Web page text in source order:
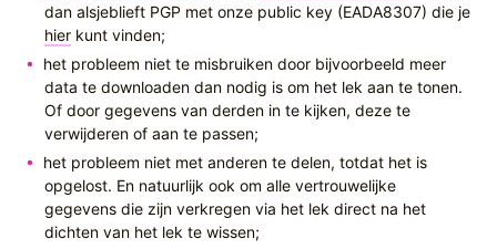
dan alsjeblieft PGP met onze public key (EADA8307) die je
hierkunt vinden;
het probleem niet te misbruiken door bijvoorbeeld meer
data te downloaden dan nodig is om het lek aan te tonen.
Of door gegevens van derden in te kijken, deze te
verwijderen of aan te passen;
het probleem niet met anderen te delen, totdat het is
opgelost. En natuurlijk ook om alle vertrouwelijke
gegevens die zijn verkregen via het lek direct na het
dichten van het lek te wissen;